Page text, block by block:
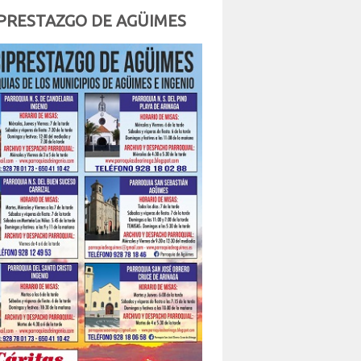
DE AGÜIMES